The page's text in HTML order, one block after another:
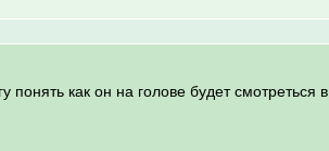
как он на голове будет смотреться